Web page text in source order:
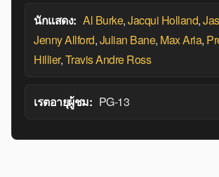
นักแสดง: Al Burke,Jacqui Holland,
Jenny Allford,Julian Bane, Max Aria,
Hillier,Travis Andre Ross
เรตอายุผู้ชม: PG-13